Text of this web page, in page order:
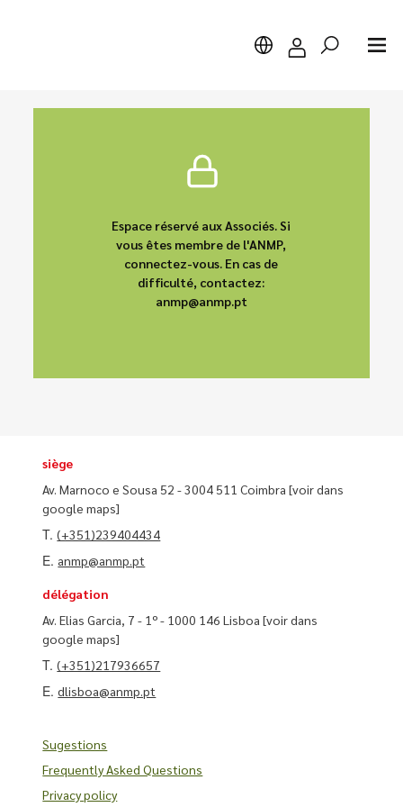
Espace réservé aux Associés. Si
vous êtes membre de l'ANMP,
connectez-vous. En cas de
difficulté, contactez:
anmp@anmp.pt
siège
Av. Marnoco e Sousa 52 - 3004 511 Coimbra[voir dans
google maps]
T.(+351)239404434
E. anmp@anmp.pt
délégation
Av. Elias Garcia, 7 - 1º - 1000 146 Lisboa[voir dans
google maps]
T.(+351)217936657
E.dlisboa@anmp.pt
Sugestions
Frequently Asked Questions
Privacy policy